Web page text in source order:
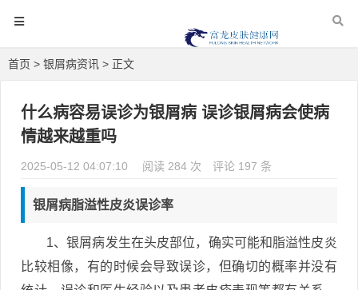
首页 > 银屑病资讯 > 正文
什么病容易误诊为银屑病 误诊银屑病会使病
情越来越重吗
2025-05-12 04:07:10 阅读 284 次 评论 197 条
银屑病脂溢性皮炎误诊率
1、银屑病发生在头皮部位，确实可能和脂溢性皮炎
比较相像，有的时候会导致误诊，但确切的概率并没有